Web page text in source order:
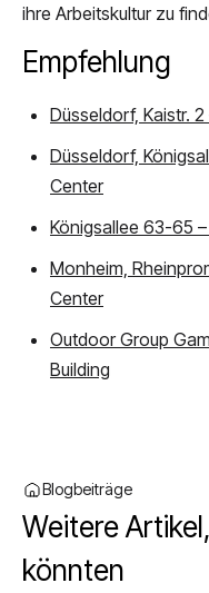
ihre Arbeitskultur zu
Empfehlung
Düsseldorf, Kaistr.
Düsseldorf,
Center
Königsallee 63-65
Monheim,
Center
Outdoor Group
Building
Blogbeiträge
Weitere
könnten